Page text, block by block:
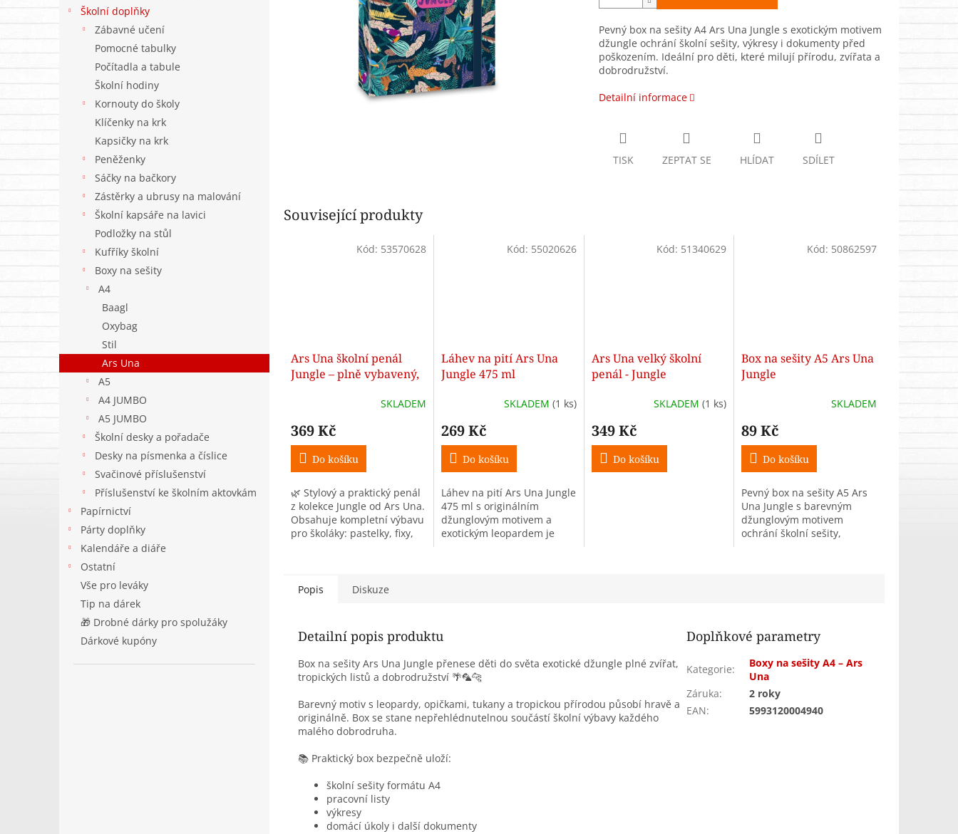
Školní doplňky
Zábavné učení
Pomocné tabulky
Počítadla a tabule
Školní hodiny
Kornouty do školy
Klíčenky na krk
Kapsičky na krk
Peněženky
Sáčky na bačkory
Zástěrky a ubrusy na malování
Školní kapsáře na lavici
Podložky na stůl
Kufříky školní
Boxy na sešity
A4
Baagl
Oxybag
Stil
Ars Una
A5
A4 JUMBO
A5 JUMBO
Školní desky a pořadače
Desky na písmenka a číslice
Svačinové příslušenství
Příslušenství ke školním aktovkám
Papírnictví
Párty doplňky
Kalendáře a diáře
Ostatní
Vše pro leváky
Tip na dárek
🎁 Drobné dárky pro spolužáky
Dárkové kupóny
Pevný box na sešity A4 Ars Una Jungle s exotickým motivem
džungle ochrání školní sešity, výkresy i dokumenty před
poškozením. Ideální pro děti, které milují přírodu, zvířata a
dobrodružství.
Detailní informace
TISK ZEPTAT SE HLÍDAT SDÍLET
Související produkty
Ars Una školní penál
Jungle – plně vybavený,
SKLADEM
369 Kč
Do košíku
🌿 Stylový a praktický penál
z kolekce Jungle od Ars Una.
Obsahuje kompletní výbavu
pro školáky: pastelky, fixy,
Kód: 53570628
Láhev na pití Ars Una
Jungle 475 ml
SKLADEM (1 ks)
269 Kč
Do košíku
Láhev na pití Ars Una Jungle
475 ml s originálním
džunglovým motivem a
exotickým leopardem je
Kód: 55020626
Ars Una velký školní
penál - Jungle
SKLADEM(1 ks)
349 Kč
Do košíku
Kód: 51340629
Box na sešity A5 Ars Una
Jungle
SKLADEM
89 Kč
Do košíku
Pevný box na sešity A5 Ars
Una Jungle s barevným
džunglovým motivem
ochrání školní sešity,
Kód: 50862597
Popis Diskuze
Detailní popis produktu
Box na sešity Ars Una Jungle přenese děti do světa exotické džungle plné zvířat,
tropických listů a dobrodružství 🌴🦜🐆
Barevný motiv s leopardy, opičkami, tukany a tropickou přírodou působí hravě a
originálně. Box se stane nepřehlédnutelnou součástí školní výbavy každého
malého dobrodruha.
📚 Praktický box bezpečně uloží:
školní sešity formátu A4
pracovní listy
výkresy
domácí úkoly i další dokumenty
Doplňkové parametry
Kategorie:
Boxy na sešity A4 – Ars
Una
Záruka:
2 roky
EAN: 5993120004940